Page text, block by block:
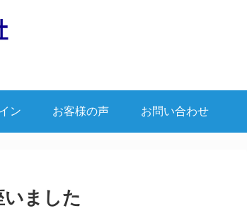
ン お客様の声 お問い合わせ
ました